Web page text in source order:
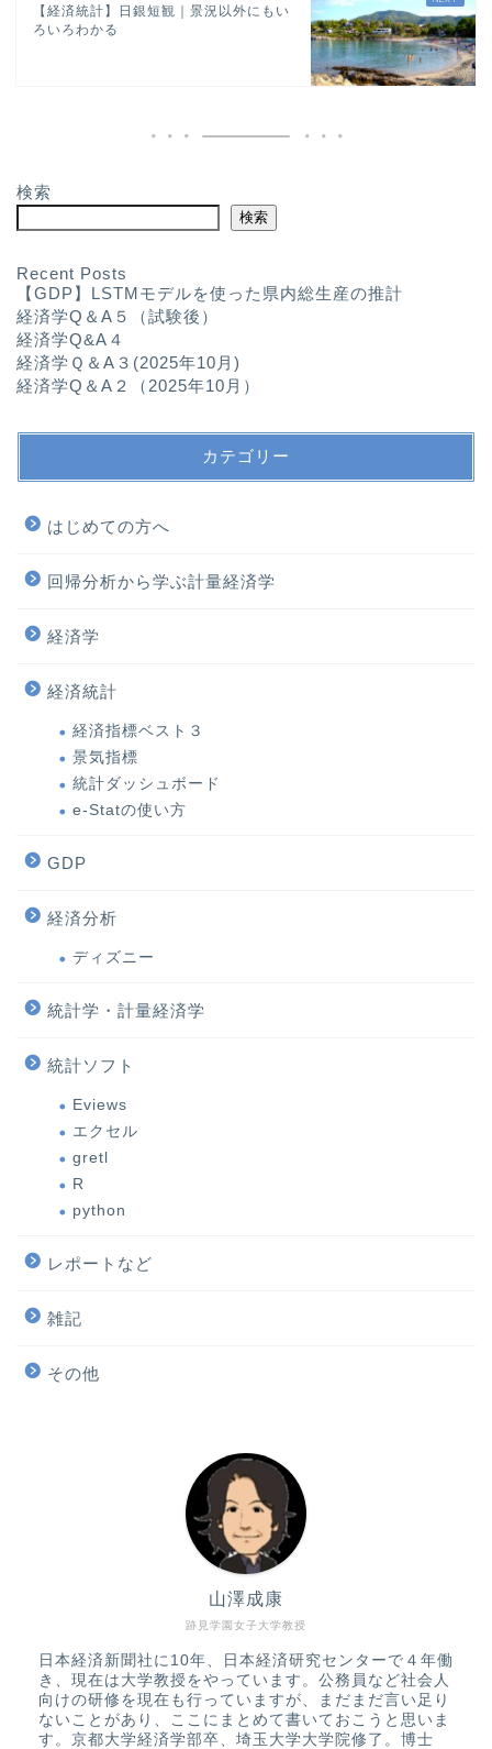
【経済統計】日銀短観｜景況以外にもい
ろいろわかる
検索
検索
Recent Posts
【GDP】LSTMモデルを使った県内総生産の推計
経済学Q＆A５（試験後）
経済学Q&A４
経済学Ｑ＆A３(2025年10月)
経済学Q＆A２（2025年10月）
カテゴリー
はじめての方へ
回帰分析から学ぶ計量経済学
経済学
経済統計
経済指標ベスト３
景気指標
統計ダッシュボード
e-Statの使い方
GDP
経済分析
ディズニー
統計学・計量経済学
統計ソフト
Eviews
エクセル
gretl
R
python
レポートなど
雑記
その他
跡見学園女子大学教授
山澤成康
日本経済新聞社に10年、日本経済研究センターで４年働
き、現在は大学教授をやっています。公務員など社会人
向けの研修を現在も行っていますが、まだまだ言い足り
ないことがあり、ここにまとめて書いておこうと思いま
す。京都大学経済学部卒、埼玉大学大学院修了。博士